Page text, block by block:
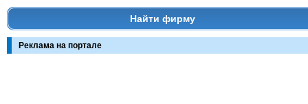
Найти фирму
Реклама на портале